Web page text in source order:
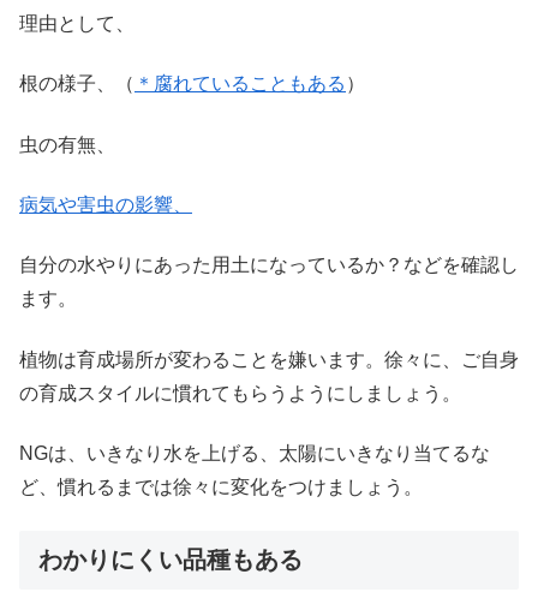
理由として、
根の様子、（ ＊腐れていることもある ）
虫の有無、
病気や害虫の影響、
自分の水やりにあった用土になっているか？などを確認し
ます。
植物は育成場所が変わることを嫌います。徐々に、ご自身
の育成スタイルに慣れてもらうようにしましょう。
NGは、いきなり水を上げる、太陽にいきなり当てるな
ど、慣れるまでは徐々に変化をつけましょう。
わかりにくい品種もある